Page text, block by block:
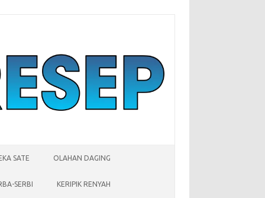
SATE OLAHAN DAGING
SERBI KERIPIK RENYAH